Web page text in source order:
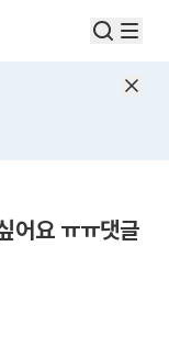
어요 ㅠㅠ댓글